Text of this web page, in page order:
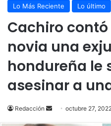
Lo Más Reciente Lo último
Cachiro
novia una
hondureña le
asesinar a
Redacción
Sendoctubre 27,